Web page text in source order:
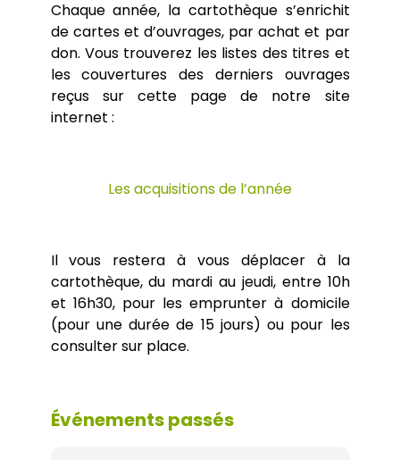
Brochures et Emplois du temps
Rattrapages de fin d’année
Tutorats
Autres documents utiles
(Trajectoires et Alternatives en
Environnement)
Le parcours G2M (Géomatique,
Géodécisionnel, Géomarketing et Multimédia)
Master Géographie Parcours VARAP (dernière
année 2025/2026)
Emplois du temps (2026/2027)
Laboratoires de recherche
Écoles doctorales
Hauts lieux
Cartothèque
La plateforme analytique GÉOPE
Pôle image
Le potager du département
Rucher de Paris 8
Étudier à l’étranger
Chaque année, la cartothèque s’enrichit
de cartes et d’ouvrages, par achat et par
don. Vous trouverez les listes des titres et
les couvertures des derniers ouvrages
reçus sur cette page de notre site
internet :
Les acquisitions de l’année
Il vous restera à vous déplacer à la
cartothèque, du mardi au jeudi, entre 10h
et 16h30, pour les emprunter à domicile
(pour une durée de 15 jours) ou pour les
consulter sur place.
Événements passés